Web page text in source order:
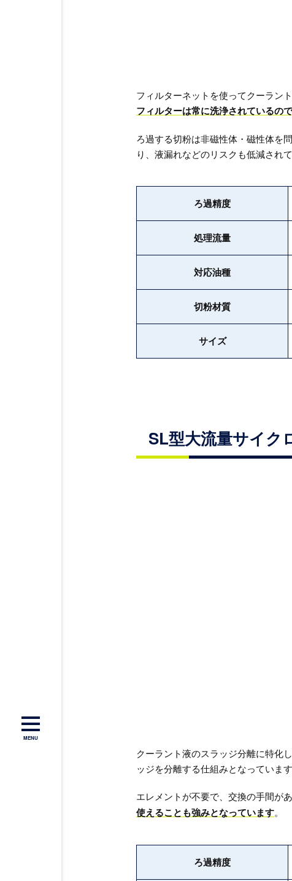
MENU
フィルターネットを使ってクーラン
フィルターは常に洗浄されているの
ろ過する切粉は非磁性体・磁性体を
り、液漏れなどのリスクも低減されて
ろ過精度
処理流量
対応油種
切粉材質
サイズ
SL型大流量サイク
クーラント液のスラッジ分離に特化
ッジを分離する仕組みとなっています
エレメントが不要で、交換の手間が
使えることも強みとなっています。
ろ過精度